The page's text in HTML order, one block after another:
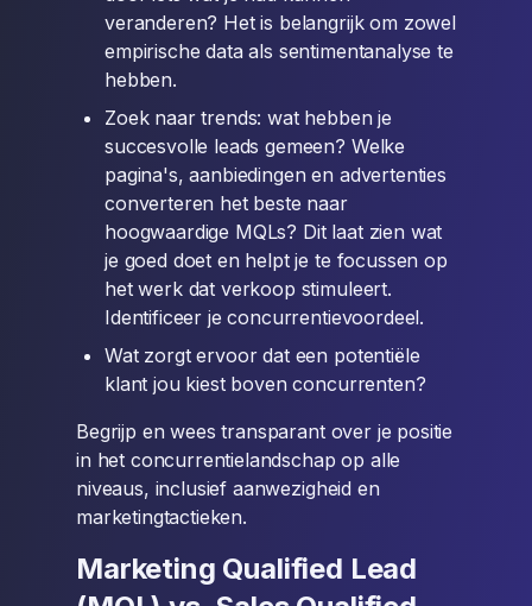
veranderen? Het is belangrijk om zowel
empirische data als sentimentanalyse te
hebben.
Zoek naar trends: wat hebben je
succesvolle leads gemeen? Welke
pagina's, aanbiedingen en advertenties
converteren het beste naar
hoogwaardige MQLs? Dit laat zien wat
je goed doet en helpt je te focussen op
het werk dat verkoop stimuleert.
Identificeer je concurrentievoordeel.
Wat zorgt ervoor dat een potentiële
klant jou kiest boven concurrenten?
Begrijp en wees transparant over je positie
in het concurrentielandschap op alle
niveaus, inclusief aanwezigheid en
marketingtactieken.
Marketing Qualified Lead